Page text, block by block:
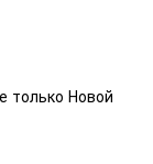
только Новой